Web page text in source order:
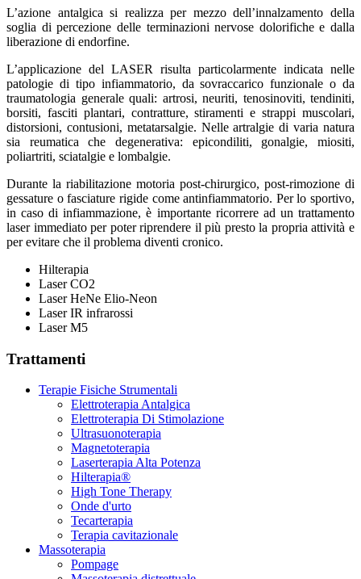
L’azione antalgica si realizza per mezzo dell’innalzamento della
soglia di percezione delle terminazioni nervose dolorifiche e dalla
liberazione di endorfine.
L’applicazione del LASER risulta particolarmente indicata nelle
patologie di tipo infiammatorio, da sovraccarico funzionale o da
traumatologia generale quali: artrosi, neuriti, tenosinoviti, tendiniti,
borsiti, fasciti plantari, contratture, stiramenti e strappi muscolari,
distorsioni, contusioni, metatarsalgie. Nelle artralgie di varia natura
sia reumatica che degenerativa: epicondiliti, gonalgie, miositi,
poliartriti, sciatalgie e lombalgie.
Durante la riabilitazione motoria post-chirurgico, post-rimozione di
gessature o fasciature rigide come antinfiammatorio. Per lo sportivo,
in caso di infiammazione, è importante ricorrere ad un trattamento
laser immediato per poter riprendere il più presto la propria attività e
per evitare che il problema diventi cronico.
Hilterapia
Laser CO2
Laser HeNe Elio-Neon
Laser IR infrarossi
Laser M5
Trattamenti
Terapie Fisiche Strumentali
Elettroterapia Antalgica
Elettroterapia Di Stimolazione
Ultrasuonoterapia
Magnetoterapia
Laserterapia Alta Potenza
Hilterapia®
High Tone Therapy
Onde d'urto
Tecarterapia
Terapia cavitazionale
Massoterapia
Pompage